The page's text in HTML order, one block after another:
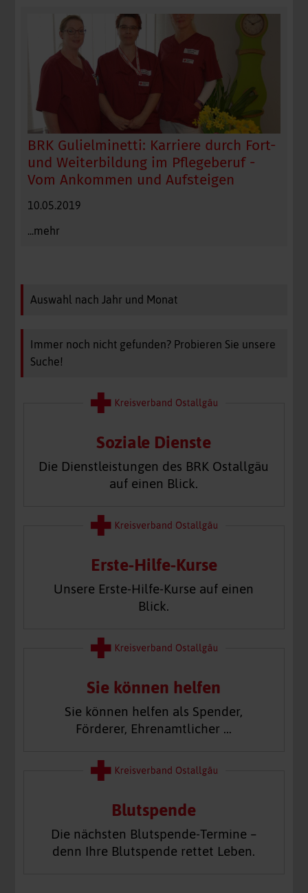
BRK Gulielminetti: Karriere durch Fort-
und Weiterbildung im Pflegeberuf -
Vom Ankommen und Aufsteigen
10.05.2019
...mehr
Auswahl nach Jahr und Monat
Immer noch nicht gefunden? Probieren Sie unsere
Suche!
Soziale Dienste
Die Dienstleistungen des BRK Ostallgäu
auf einen Blick.
Erste-Hilfe-Kurse
Unsere Erste-Hilfe-Kurse auf einen
Blick.
Sie können helfen
Sie können helfen als Spender,
Förderer, Ehrenamtlicher …
Blutspende
Die nächsten Blutspende-Termine –
denn Ihre Blutspende rettet Leben.